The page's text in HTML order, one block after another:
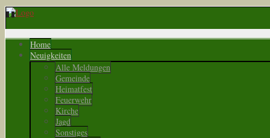
Home
Neuigkeiten
Alle Meldungen
Gemeinde
Heimatfest
Feuerwehr
Kirche
Jagd
Sonstiges